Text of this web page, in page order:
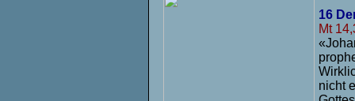
16
Mt
nicht